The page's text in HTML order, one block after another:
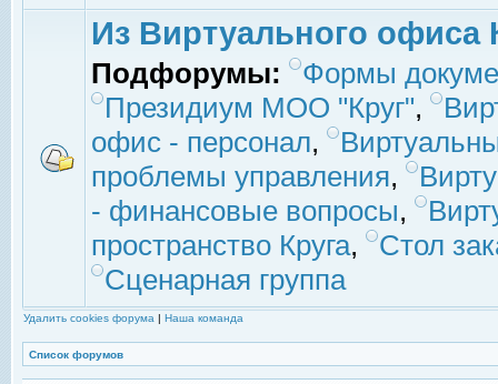
Из Виртуального офиса
Подфорумы:
Формы
Президиум МОО "Круг",
офис - персонал,
проблемы управления,
- финансовые вопросы,
пространство Круга,
Стол
Сценарная группа
Удалить cookies форума | Наша команда
Список форумов